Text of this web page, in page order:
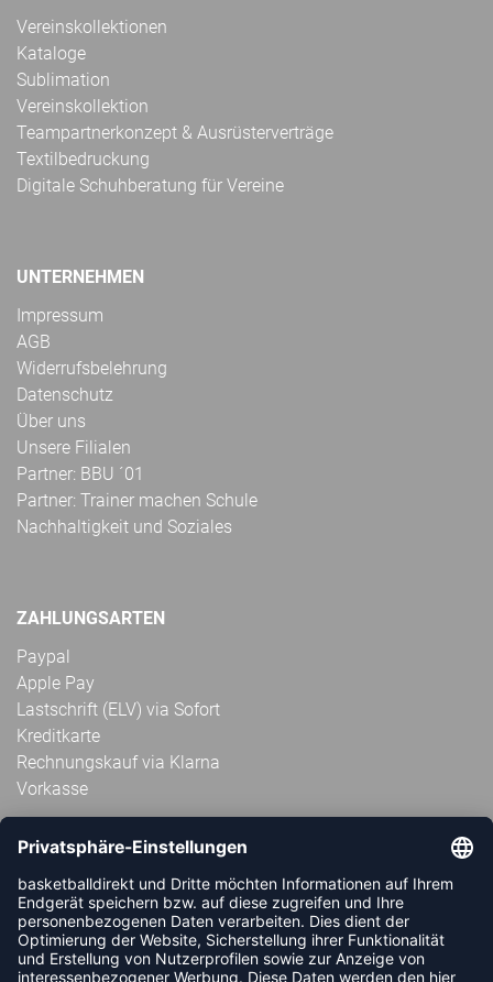
Vereinskollektionen
Kataloge
Sublimation
Vereinskollektion
Teampartnerkonzept & Ausrüsterverträge
Textilbedruckung
Digitale Schuhberatung für Vereine
UNTERNEHMEN
Impressum
AGB
Widerrufsbelehrung
Datenschutz
Über uns
Unsere Filialen
Partner: BBU ´01
Partner: Trainer machen Schule
Nachhaltigkeit und Soziales
ZAHLUNGSARTEN
Paypal
Apple Pay
Lastschrift (ELV) via Sofort
Kreditkarte
Rechnungskauf via Klarna
Vorkasse
ABONNIERE JETZT DEN KOSTENLOSEN
HANDBALLDIREKT-NEWSLETTER UND VERPASSE KEINE
NEUIGKEIT ODER AKTION MEHR.
JETZT ANMELDEN